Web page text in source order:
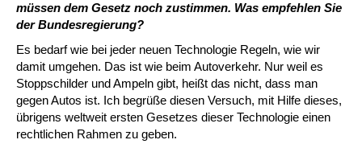
müssen dem Gesetz noch zustimmen. Was empfehlen Sie
der Bundesregierung?
Es bedarf wie bei jeder neuen Technologie Regeln, wie wir
damit umgehen. Das ist wie beim Autoverkehr. Nur weil es
Stoppschilder und Ampeln gibt, heißt das nicht, dass man
gegen Autos ist. Ich begrüße diesen Versuch, mit Hilfe dieses,
übrigens weltweit ersten Gesetzes dieser Technologie einen
rechtlichen Rahmen zu geben.